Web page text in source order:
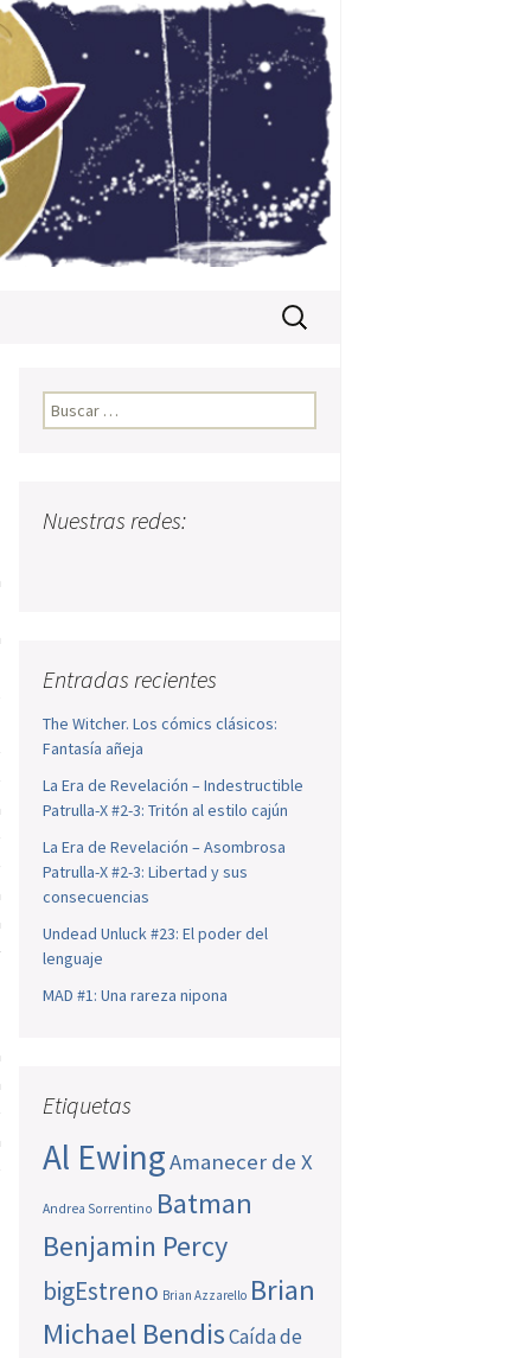
Buscar:
Buscar:
Nuestras redes:
Entradas recientes
The Witcher. Los cómics clásicos:
Fantasía añeja
La Era de Revelación – Indestructible
Patrulla-X #2-3: Tritón al estilo cajún
La Era de Revelación – Asombrosa
Patrulla-X #2-3: Libertad y sus
consecuencias
Undead Unluck #23: El poder del
lenguaje
MAD #1: Una rareza nipona
Etiquetas
Al EwingAmanecer de X
Andrea Sorrentino Batman
Benjamin Percy
bigEstreno Brian Azzarello Brian
Michael BendisCaída de